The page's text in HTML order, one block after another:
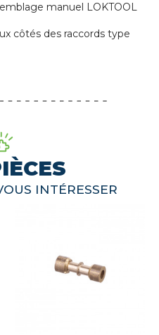
manuel LOKTOOL
côtés des raccords type
INTÉRESSER